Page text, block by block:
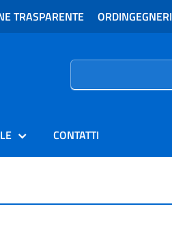
TRASPARENTE ORDINGEGNERI
Ricerca
CONTATTI